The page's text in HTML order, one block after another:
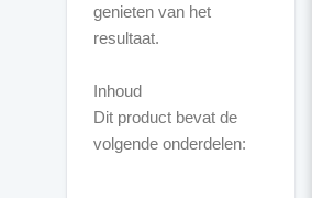
genieten van het
resultaat.
Inhoud
Dit product bevat de
volgende onderdelen: